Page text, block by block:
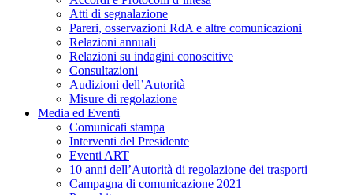
Atti di segnalazione
Pareri, osservazioni RdA e altre comunicazioni
Relazioni annuali
Relazioni su indagini conoscitive
Consultazioni
Audizioni dell’Autorità
Misure di regolazione
Media ed Eventi
Comunicati stampa
Interventi del Presidente
Eventi ART
10 anni dell’Autorità di regolazione dei trasporti
Campagna di comunicazione 2021